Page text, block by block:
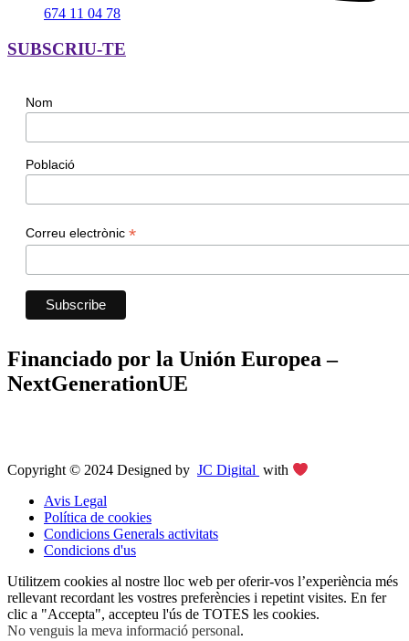
674 11 04 78
SUBSCRIU-TE
Nom
Població
Correu electrònic *
Financiado por la Unión Europea –
NextGenerationUE
Copyright © 2024 Designed by JC Digital with
Avis Legal
Política de cookies
Condicions Generals activitats
Condicions d'us
Utilitzem cookies al nostre lloc web per oferir-vos l’experiència més
rellevant recordant les vostres preferències i repetint visites. En fer
clic a "Accepta", accepteu l'ús de TOTES les cookies.
No venguis la meva informació personal.